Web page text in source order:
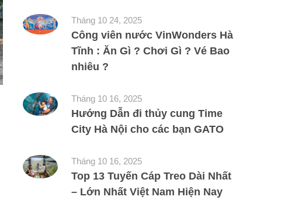
Tháng 10 24, 2025
Công viên nước VinWonders Hà
Tĩnh : Ăn Gì ? Chơi Gì ? Vé Bao
nhiêu ?
Tháng 10 16, 2025
Hướng Dẫn đi thủy cung Time
City Hà Nội cho các bạn GATO
Tháng 10 16, 2025
Top 13 Tuyến Cáp Treo Dài Nhất
– Lớn Nhất Việt Nam Hiện Nay